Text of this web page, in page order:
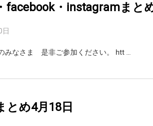
facebook・instagramまと
みなさま 是非ご参加ください。 htt …
とめ4月18日